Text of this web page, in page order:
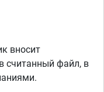
вносит
считанный файл, в